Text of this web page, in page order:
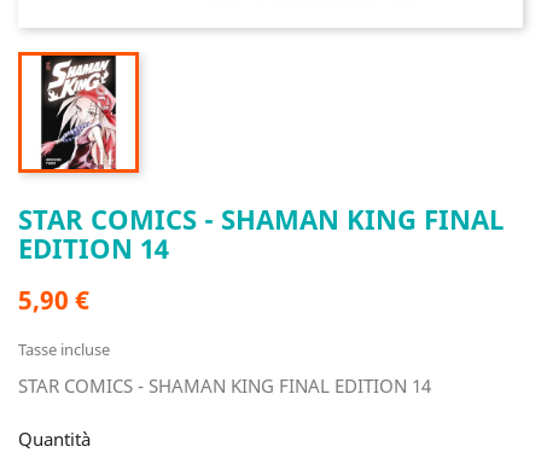
STAR COMICS - SHAMAN KING FINAL
EDITION 14
5,90 €
Tasse incluse
STAR COMICS - SHAMAN KING FINAL EDITION 14
Quantità